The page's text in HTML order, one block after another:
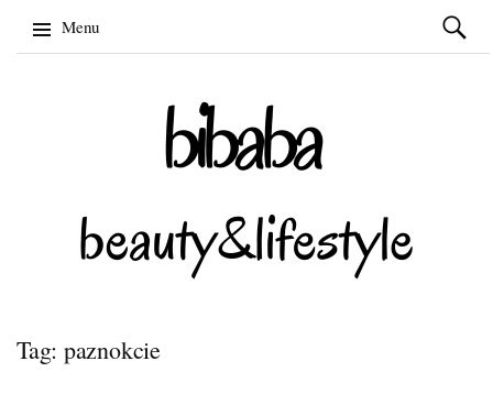
Menu
Szukaj:
Tag: paznokcie